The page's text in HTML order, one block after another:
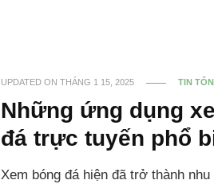
UPDATED ONTHÁNG 1 15, 2025 TIN
Những ứng dụng
đá trực tuyến phổ
Xem bóng đá hiện đã trở thành